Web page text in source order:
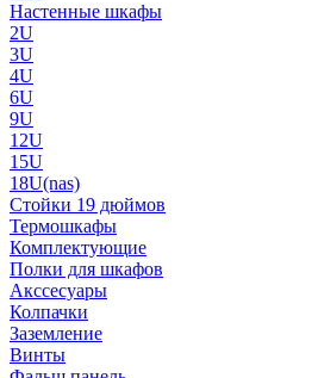
Настенные шкафы
2U
3U
4U
6U
9U
12U
15U
18U(nas)
Стойки 19 дюймов
Термошкафы
Комплектующие
Полки для шкафов
Акссесуары
Колпачки
Заземление
Винты